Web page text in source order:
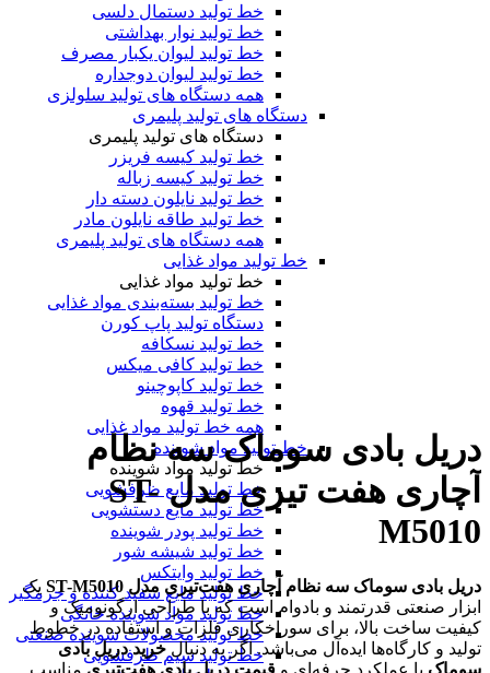
خط تولید دستمال دلسی
خط تولید نوار بهداشتی
خط تولید لیوان یکبار مصرف
خط تولید لیوان دوجداره
همه دستگاه های تولید سلولزی
دستگاه های تولید پلیمری
دستگاه های تولید پلیمری
خط تولید کیسه فریزر
خط تولید کیسه زباله
خط تولید نایلون دسته دار
خط تولید طاقه نایلون مادر
همه دستگاه های تولید پلیمری
خط تولید مواد غذایی
خط تولید مواد غذایی
خط تولید بسته‌بندی مواد غذایی
دستگاه تولید پاپ کورن
خط تولید نسکافه
خط تولید کافی میکس
خط تولید کاپوچینو
خط تولید قهوه
همه خط تولید مواد غذایی
خط تولید مواد شوینده
خط تولید مواد شوینده
خط تولید مایع ظرفشویی
خط تولید مایع دستشویی
خط تولید پودر شوینده
خط تولید شیشه شور
خط تولید وایتکس
خط تولید مایع سفید کننده و جرمگیر
خط تولید مواد شوینده خانگی
خط تولید محصولات شوینده صنعتی
خط تولید سیم ظرفشویی
دریل بادی سوماک سه نظام
آچاری هفت تیری مدل ST-
M5010
دریل بادی سوماک سه نظام آچاری هفت‌تیری مدل ST-M5010
یک
ابزار صنعتی قدرتمند و بادوام است که با طراحی ارگونومیک و
کیفیت ساخت بالا، برای سوراخکاری فلزات و استفاده در خطوط
تولید و کارگاه‌ها ایده‌آل می‌باشد. اگر به دنبالخرید دریل بادی
سوماک با عملکرد حرفه‌ای و قیمت دریل بادی هفت‌تیریمناسب